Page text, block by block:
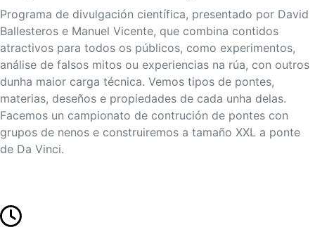
Programa de divulgación científica, presentado por David
Ballesteros e Manuel Vicente, que combina contidos
atractivos para todos os públicos, como experimentos,
análise de falsos mitos ou experiencias na rúa, con outros
dunha maior carga técnica. Vemos tipos de pontes,
materias, deseños e propiedades de cada unha delas.
Facemos un campionato de contrución de pontes con
grupos de nenos e construiremos a tamaño XXL a ponte
de Da Vinci.